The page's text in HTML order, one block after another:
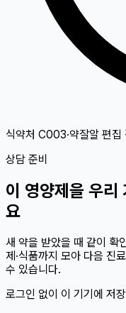
식약처 C003·약잘알 편집
상담 준비
이 영양제 을 우리
요
새 약을 받았을 때 같이 확
제·식품까지 모아 다음 진
수 있습니다.
로그인 없이 이 기기에 저